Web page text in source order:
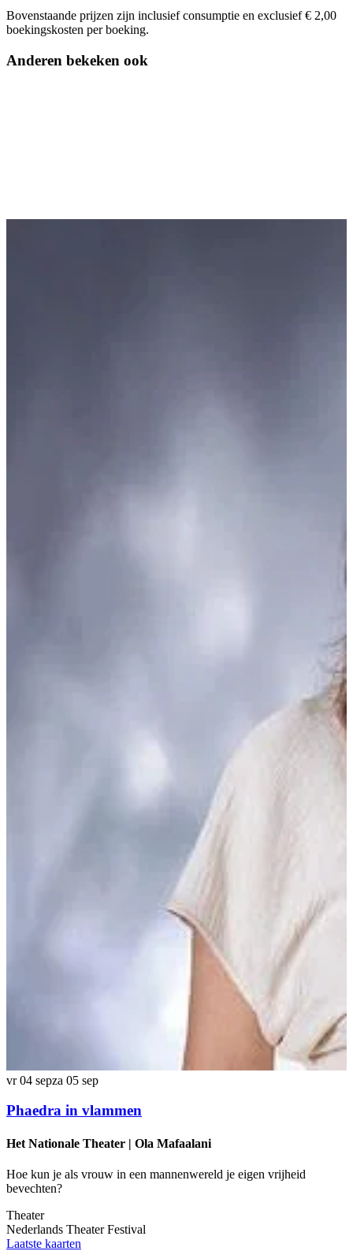
Bovenstaande prijzen zijn inclusief consumptie en exclusief € 2,00
boekingskosten per boeking.
Anderen bekeken ook
vr 04 sepza 05 sep
Phaedra in vlammen
Het Nationale Theater | Ola Mafaalani
Hoe kun je als vrouw in een mannenwereld je eigen vrijheid
bevechten?
Theater
Nederlands Theater Festival
Laatste kaarten